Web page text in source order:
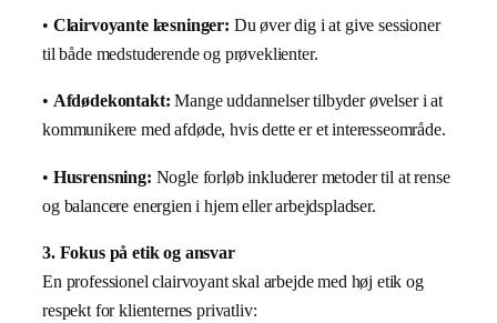
• Clairvoyante læsninger: Du øver dig i at give sessioner
til både medstuderende og prøveklienter.
• Afdødekontakt: Mange uddannelser tilbyder øvelser i at
kommunikere med afdøde, hvis dette er et interesseområde.
• Husrensning: Nogle forløb inkluderer metoder til at rense
og balancere energien i hjem eller arbejdspladser.
3. Fokus på etik og ansvar
En professionel clairvoyant skal arbejde med høj etik og
respekt for klienternes privatliv: